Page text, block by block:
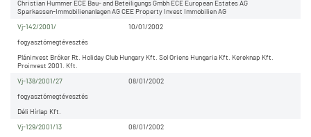
Christian Hummer ECE Bau- and Beteiligungs Gmbh ECE European Estates AG
Sparkassen-Immobilienanlagen AG CEE Property Invest Immobilien AG
10/01/2002
Vj-142/2001/
Pláninvest Bróker Rt. Holiday Club Hungary Kft. Sol Oriens Hungaria Kft. Kereknap Kft.
Proinvest 2001. Kft.
fogyasztómegtévesztés
08/01/2002
Vj-138/2001/27
Déli Hírlap Kft.
fogyasztómegtévesztés
08/01/2002
Vj-129/2001/13